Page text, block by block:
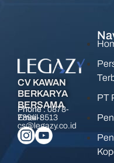
CV KAWAN
BERKARYA
BERSAMA
Phone :0878-
7394-8513
Email :
cs@legazy.co.id
PT